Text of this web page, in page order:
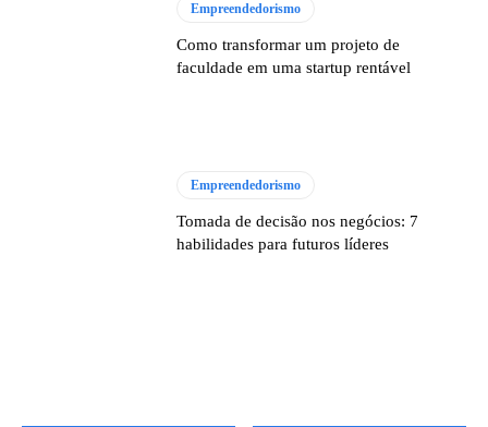
Empreendedorismo
Como transformar um projeto de
faculdade em uma startup rentável
Empreendedorismo
Tomada de decisão nos negócios: 7
habilidades para futuros líderes